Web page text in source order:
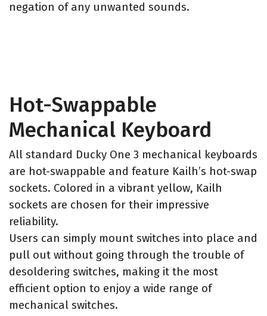
negation of any unwanted sounds.
Hot-Swappable
Mechanical Keyboard
All standard Ducky One 3 mechanical keyboards
are hot-swappable and feature Kailh’s hot-swap
sockets. Colored in a vibrant yellow, Kailh
sockets are chosen for their impressive
reliability.
Users can simply mount switches into place and
pull out without going through the trouble of
desoldering switches, making it the most
efficient option to enjoy a wide range of
mechanical switches.